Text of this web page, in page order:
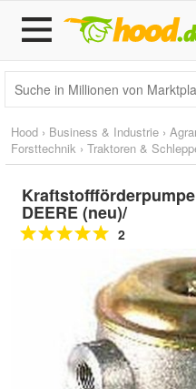
Hood › Business & Industrie ›
Forsttechnik › Traktoren &
DEERE (neu)/
2